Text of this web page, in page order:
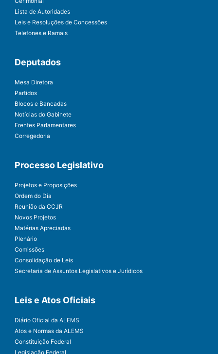
Lista de Autoridades
Leis e Resoluções de Concessões
Telefones e Ramais
Deputados
Mesa Diretora
Partidos
Blocos e Bancadas
Notícias do Gabinete
Frentes Parlamentares
Corregedoria
Processo Legislativo
Projetos e Proposições
Ordem do Dia
Reunião da CCJR
Novos Projetos
Matérias Apreciadas
Plenário
Comissões
Consolidação de Leis
Secretaria de Assuntos Legislativos e Jurídicos
Leis e Atos Oficiais
Diário Oficial da ALEMS
Atos e Normas da ALEMS
Constituição Federal
Legislação Federal